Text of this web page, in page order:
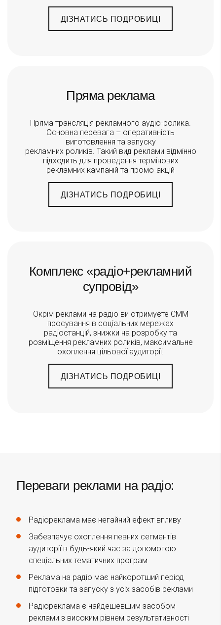
ДІЗНАТИСЬ ПОДРОБИЦІ
Пряма реклама
Пряма трансляція рекламного аудіо-ролика.
Основна перевага – оперативність
виготовлення та запуску
рекламних роликів. Такий вид реклами відмінно
підходить для проведення термінових
рекламних кампаній та промо-акцій
ДІЗНАТИСЬ ПОДРОБИЦІ
Комплекс «радіо+рекламний
супровід»
Окрім реклами на радіо ви отримуєте СММ
просування в соціальних мережах
радіостанцій, знижки на розробку та
розміщення рекламних роликів, максимальне
охоплення цільової аудиторії.
ДІЗНАТИСЬ ПОДРОБИЦІ
Переваги реклами на радіо:
Радіореклама має негайний ефект впливу
Забезпечує охоплення певних сегментів
аудиторії в будь-який час за допомогою
спеціальних тематичних програм
Реклама на радіо має найкоротший період
підготовки та запуску з усіх засобів реклами
Радіореклама є найдешевшим засобом
реклами з високим рівнем результативності